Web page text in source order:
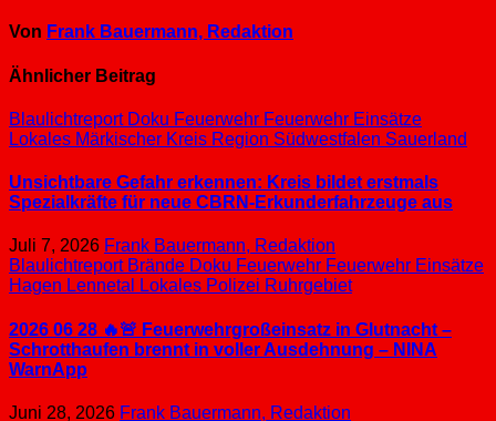
Von Frank Bauermann, Redaktion
Ähnlicher Beitrag
Blaulichtreport Doku Feuerwehr Feuerwehr Einsätze
Lokales Märkischer Kreis Region Südwestfalen Sauerland
Unsichtbare Gefahr erkennen: Kreis bildet erstmals
Spezialkräfte für neue CBRN-Erkunderfahrzeuge aus
Juli 7, 2026 Frank Bauermann, Redaktion
Blaulichtreport Brände Doku Feuerwehr Feuerwehr Einsätze
Hagen Lennetal Lokales Polizei Ruhrgebiet
2026 06 28 🔥🚨 Feuerwehrgroßeinsatz in Glutnacht –
Schrotthaufen brennt in voller Ausdehnung – NINA
WarnApp
Juni 28, 2026 Frank Bauermann, Redaktion